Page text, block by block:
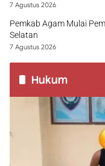
7 Agustus 2026
Pemkab Agam Mulai
Selatan
7 Agustus 2026
Hukum